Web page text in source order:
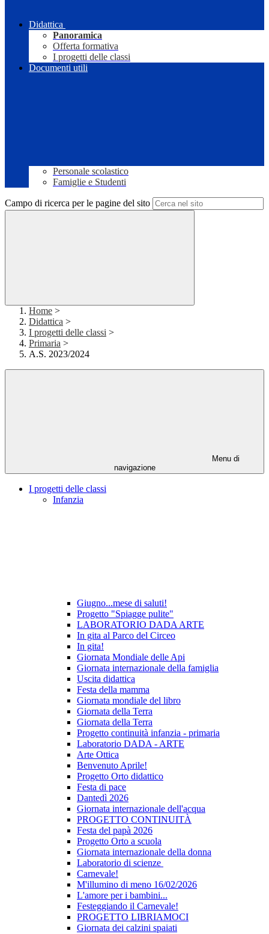
Didattica
Panoramica
Offerta formativa
I progetti delle classi
Documenti utili
Personale scolastico
Famiglie e Studenti
Campo di ricerca per le pagine del sito
Home >
Didattica >
I progetti delle classi >
Primaria >
A.S. 2023/2024
Menu di
navigazione
I progetti delle classi
Infanzia
Giugno...mese di saluti!
Progetto "Spiagge pulite"
LABORATORIO DADA ARTE
In gita al Parco del Circeo
In gita!
Giornata Mondiale delle Api
Giornata internazionale della famiglia
Uscita didattica
Festa della mamma
Giornata mondiale del libro
Giornata della Terra
Giornata della Terra
Progetto continuità infanzia - primaria
Laboratorio DADA - ARTE
Arte Ottica
Benvenuto Aprile!
Progetto Orto didattico
Festa di pace
Dantedì 2026
Giornata internazionale dell'acqua
PROGETTO CONTINUITÀ
Festa del papà 2026
Progetto Orto a scuola
Giornata internazionale della donna
Laboratorio di scienze
Carnevale!
M'illumino di meno 16/02/2026
L'amore per i bambini...
Festeggiando il Carnevale!
PROGETTO LIBRIAMOCI
Giornata dei calzini spaiati